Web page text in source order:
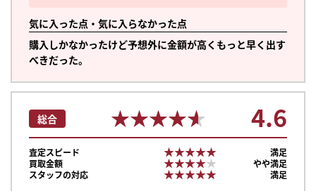
気に入った点・気に入らなかった点
購入しかなかったけど予想外に金額が高くもっと早く出す
べきだった。
総合 ★★★★★
★★★★★ 4.6
査定スピード ★★★★★
★★★★★
満足
買取金額
★★★★★
★★★★★
やや満足
スタッフの対応
★★★★★
★★★★★ 満足